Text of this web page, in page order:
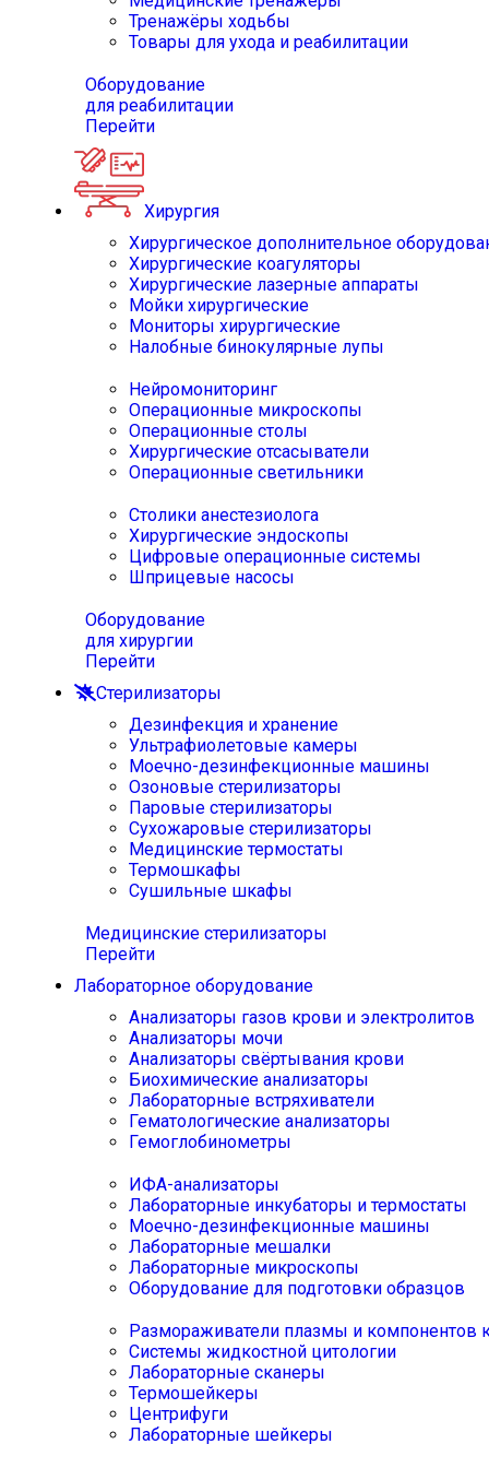
Тренажёры ходьбы
Товары для ухода и реабилитации
Оборудование
для реабилитации
Перейти
Хирургия
Хирургическое дополнительное
Хирургические коагуляторы
Хирургические лазерные аппараты
Мойки хирургические
Мониторы хирургические
Налобные бинокулярные лупы
Нейромониторинг
Операционные микроскопы
Операционные столы
Хирургические отсасыватели
Операционные светильники
Столики анестезиолога
Хирургические эндоскопы
Цифровые операционные системы
Шприцевые насосы
Оборудование
для хирургии
Перейти
Стерилизаторы
Дезинфекция и хранение
Ультрафиолетовые камеры
Моечно-дезинфекционные машины
Озоновые стерилизаторы
Паровые стерилизаторы
Сухожаровые стерилизаторы
Медицинские термостаты
Термошкафы
Сушильные шкафы
Медицинские стерилизаторы
Перейти
Лабораторное оборудование
Анализаторы газов крови и электролитов
Анализаторы мочи
Анализаторы свёртывания крови
Биохимические анализаторы
Лабораторные встряхиватели
Гематологические анализаторы
Гемоглобинометры
ИФА-анализаторы
Лабораторные инкубаторы и термостаты
Моечно-дезинфекционные машины
Лабораторные мешалки
Лабораторные микроскопы
Оборудование для подготовки образцов
Размораживатели плазмы и компонентов
Системы жидкостной цитологии
Лабораторные сканеры
Термошейкеры
Центрифуги
Лабораторные шейкеры